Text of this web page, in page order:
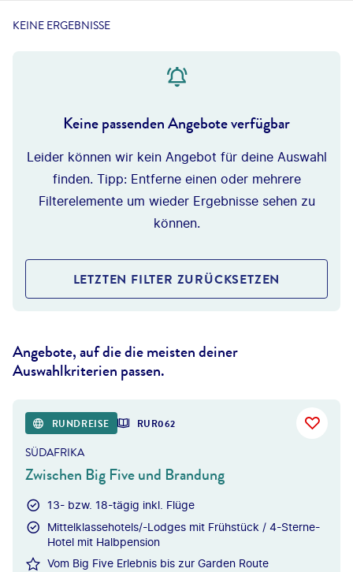
KEINE ERGEBNISSE
Keine passenden Angebote verfügbar
Leider können wir kein Angebot für deine Auswahl
finden. Tipp: Entferne einen oder mehrere
Filterelemente um wieder Ergebnisse sehen zu
können.
LETZTEN FILTER ZURÜCKSETZEN
Angebote, auf die die meisten deiner
Auswahlkriterien passen.
RUNDREISE RUR062
SÜDAFRIKA
Zwischen Big Five und Brandung
13- bzw. 18-tägig inkl. Flüge
Mittelklassehotels/-Lodges mit Frühstück / 4-Sterne-
Hotel mit Halbpension
Vom Big Five Erlebnis bis zur Garden Route